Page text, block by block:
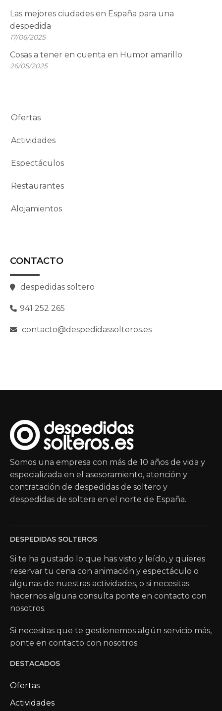
Las mejores ciudades en España para una
despedida
17/06/2025
Cosas a tener en cuenta en Humor amarillo
26/05/2025
Ofertas
Actividades
Espectáculos
Restaurantes
Alojamientos
CONTACTO
despedidas soltero
941 252 265
contacto@despedidassolteros.es
Somos una empresa con más de 10 años de vida y
especializada en el asesoramiento, atención y
contratación de despedidas de soltero y
despedidas de soltera en el norte de España.
DESPEDIDAS SOLTEROS
Si te ha gustado lo que has visto y leído, y quieres
reservar tu cena con animación y espectáculo o
algunas de nuestras actividades, o si necesitas
hacernos alguna consulta ponte en contacto con
nosotros.
Si necesitas que te gestionemos algún servicio más,
ponte en contacto con nosotros.
DESTACADOS
Ofertas
Actividades